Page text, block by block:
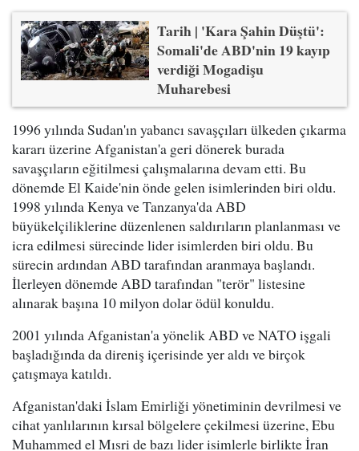
Tarih | 'Kara Şahin Düştü':
Somali'de ABD'nin 19 kayıp
verdiği Mogadişu
Muharebesi
1996 yılında Sudan'ın yabancı savaşçıları ülkeden çıkarma
kararı üzerine Afganistan'a geri dönerek burada
savaşçıların eğitilmesi çalışmalarına devam etti. Bu
dönemde El Kaide'nin önde gelen isimlerinden biri oldu.
1998 yılında Kenya ve Tanzanya'da ABD
büyükelçiliklerine düzenlenen saldırıların planlanması ve
icra edilmesi sürecinde lider isimlerden biri oldu. Bu
sürecin ardından ABD tarafından aranmaya başlandı.
İlerleyen dönemde ABD tarafından "terör" listesine
alınarak başına 10 milyon dolar ödül konuldu.
2001 yılında Afganistan'a yönelik ABD ve NATO işgali
başladığında da direniş içerisinde yer aldı ve birçok
çatışmaya katıldı.
Afganistan'daki İslam Emirliği yönetiminin devrilmesi ve
cihat yanlılarının kırsal bölgelere çekilmesi üzerine, Ebu
Muhammed el Mısri de bazı lider isimlerle birlikte İran